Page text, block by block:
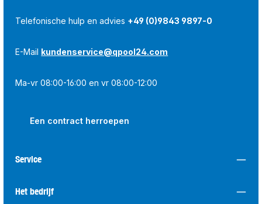
Telefonische hulp en advies +49 (0)9843 9897-0
E-Mail kundenservice@qpool24.com
Ma-vr 08:00-16:00 en vr 08:00-12:00
Een contract herroepen
Service
Het bedrijf